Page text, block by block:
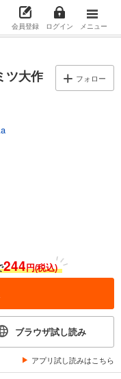
会員登録 ログイン メニュー
ツ大作
フォロー
244円(税込)
ブラウザ試し読み
アプリ試し読みはこちら